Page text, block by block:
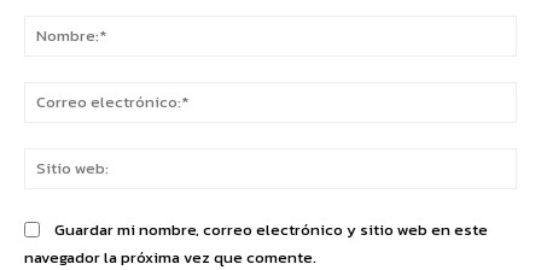
Guardar mi nombre, correo electrónico y sitio web en este
navegador la próxima vez que comente.